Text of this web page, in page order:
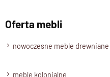
Szuflady
szufladą, zabezpieczenia
Oferta mebli
nowoczesne meble drewniane
meble kolonialne